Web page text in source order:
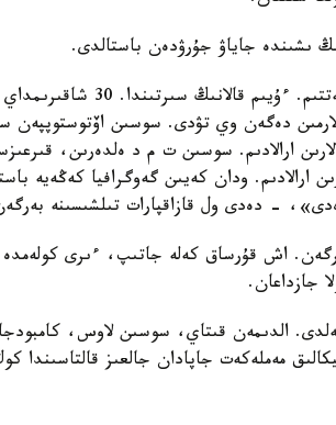
ىشىندە جاياۋ جۇرۋدەن باستالدى.
«مەن بىردە مەگا ورتالىقتان ۇيگە دەيىن
دەگەن وي تۋدى. سوسىن اۆتوستوپپەن
ارالادىم. سوسىن ت م د ەلدەرىن،
ارالادىم. ودان كەيىن گەوگرافيا كەڭەيە
- دەدى ول قازاقپارات تىلشىسىنە
اش قۇرساق كەلە جاتىپ، ءىرى كولەمدە
جازداعان.
الدىمەن قىتاي، سوسىن لاوس،
مەملەكەت جاپادان جالعىز قالتاسىندا